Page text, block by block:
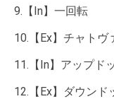
9.【In】一回転
10.【Ex】チャトヴ
11.【In】アップド
12.【Ex】ダウンド